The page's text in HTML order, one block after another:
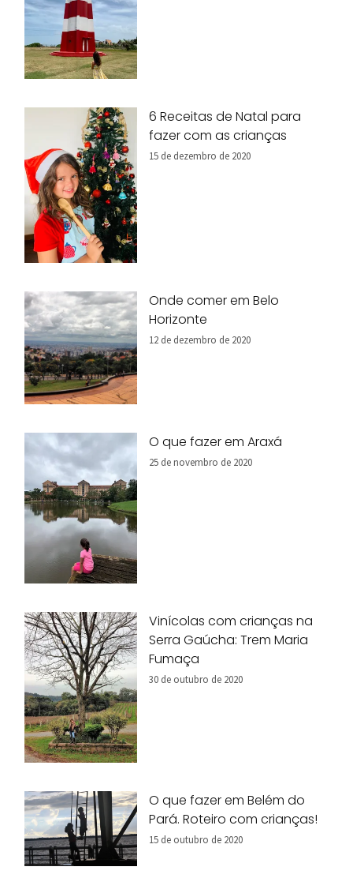
6 Receitas de Natal para
fazer com as crianças
15 de dezembro de 2020
Onde comer em Belo
Horizonte
12 de dezembro de 2020
O que fazer em Araxá
25 de novembro de 2020
Vinícolas com crianças na
Serra Gaúcha: Trem Maria
Fumaça
30 de outubro de 2020
O que fazer em Belém do
Pará. Roteiro com crianças!
15 de outubro de 2020